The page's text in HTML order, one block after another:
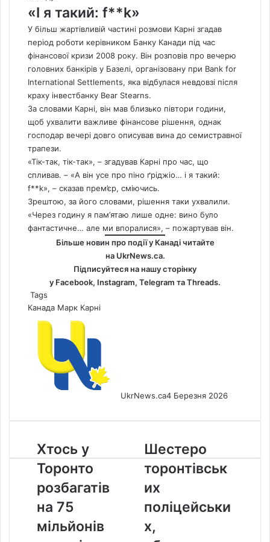
«І я такий: f**k»
У більш жартівливій частині розмови Карні згадав
період роботи керівником Банку Канади під час
фінансової кризи 2008 року. Він розповів про вечерю
головних банкірів у Базелі, організовану при Bank for
International Settlements, яка відбулася невдовзі після
краху інвестбанку Bear Stearns.
За словами Карні, він мав близько півтори години,
щоб ухвалити важливе фінансове рішення, однак
господар вечері довго описував вина до семистравної
трапези.
«Тік-так, тік-так», – згадував Карні про час, що
спливав. – «А він усе про піно ґріджіо… і я такий:
f**k», – сказав прем’єр, сміючись.
Зрештою, за його словами, рішення таки ухвалили.
«Через годину я пам’ятаю лише одне: вино було
фантастичне… але ми впоралися», – пожартував він.
Більше новин про події у Канаді читайте
на UkrNews.ca.
Підписуйтеся на нашу сторінку
у Facebook, Instagram, Telegram таThreads.
Tags
Канада Марк Карні
UkrNews.ca4 Березня 2026
Хтось
у
Торонто
розбагатів
на
75
мільйонів
доларів
Хтось у
Торонто
розбагатів
на 75
мільйонів
Шестеро
торонтівських
поліцейських,
обвинувачених
у
корупції,
не
з’явилися
Шестеро
торонтівськ
их
поліцейськи
х,